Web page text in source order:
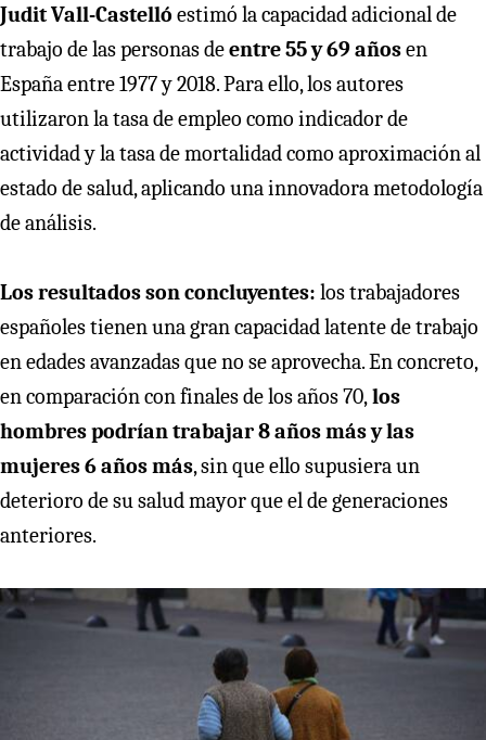
Judit Vall-Castelló estimó la capacidad adicional de
trabajo de las personas deentre 55 y 69 añosen
España entre 1977 y 2018. Para ello, los autores
utilizaron la tasa de empleo como indicador de
actividad y la tasa de mortalidad como aproximación al
estado de salud, aplicando una innovadora metodología
de análisis.
Los resultados son concluyentes: los trabajadores
españoles tienen una gran capacidad latente de trabajo
en edades avanzadas que no se aprovecha. En concreto,
en comparación con finales de los años 70,los
hombres podrían trabajar 8 años más y las
mujeres 6 años más, sin que ello supusiera un
deterioro de su salud mayor que el de generaciones
anteriores.